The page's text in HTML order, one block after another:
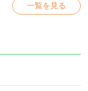
一覧を見る